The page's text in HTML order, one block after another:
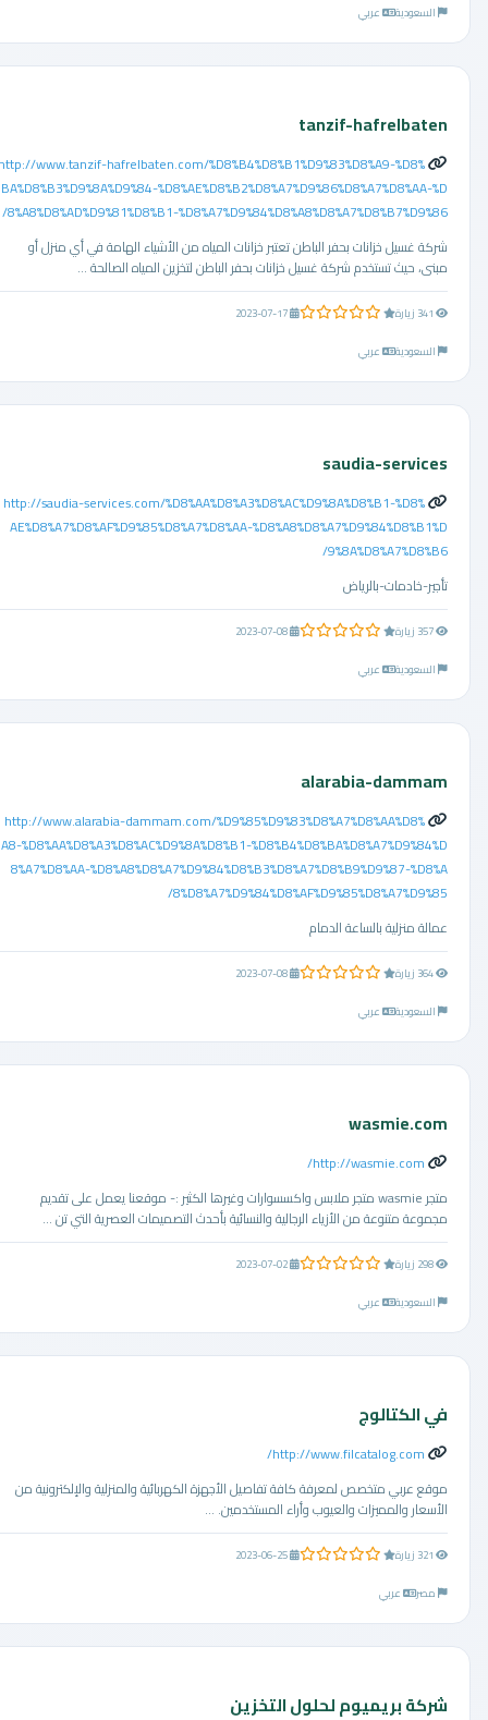
السعودية عربي
tanzif-hafrelbaten
http://www.tanzif-hafrelbaten.com/%D8%B4%D8%B1%D9%83%D8%A9-%D8%
BA%D8%B3%D9%8A%D9%84-%D8%AE%D8%B2%D8%A7%D9%86%D8%A7%D8%AA-%D
8%A8%D8%AD%D9%81%D8%B1-%D8%A7%D9%84%D8%A8%D8%A7%D8%B7%D9%86/
شركة غسيل خزانات بحفر الباطن تعتبر خزانات المياه من الأشياء الهامة في أي منزل أو
مبنى، حيث تستخدم شركة غسيل خزانات بحفر الباطن لتخزين المياه الصالحة ...
0.0 من 5 نجوم
2023-07-17
السعودية
عربي
saudia-services
http://saudia-services.com/%D8%AA%D8%A3%D8%AC%D9%8A%D8%B1-%D8%
AE%D8%A7%D8%AF%D9%85%D8%A7%D8%AA-%D8%A8%D8%A7%D9%84%D8%B1%D
9%8A%D8%A7%D8%B6/
تأجير-خادمات-بالرياض
0.0 من 5 نجوم
2023-07-08
السعودية
عربي
alarabia-dammam
http://www.alarabia-dammam.com/%D9%85%D9%83%D8%A7%D8%AA%D8%
A8-%D8%AA%D8%A3%D8%AC%D9%8A%D8%B1-%D8%B4%D8%BA%D8%A7%D9%84%D
8%A7%D8%AA-%D8%A8%D8%A7%D9%84%D8%B3%D8%A7%D8%B9%D9%87-%D8%A
8%D8%A7%D9%84%D8%AF%D9%85%D8%A7%D9%85/
عمالة منزلية بالساعة الدمام
0.0 من 5 نجوم
2023-07-08
السعودية
عربي
wasmie.com
http://wasmie.com/
متجر wasmie متجر ملابس واكسسوارات وغيرها الكثير :- موقعنا يعمل على تقديم
مجموعة متنوعة من الأزياء الرجالية والنسائية بأحدث التصميمات العصرية التي تن ...
0.0 من 5 نجوم
2023-07-02
السعودية
عربي
في الكتالوج
http://www.filcatalog.com/
موقع عربي متخصص لمعرفة كافة تفاصيل الأجهزة الكهربائية والمنزلية والإلكترونية من
الأسعار والمميزات والعيوب وأراء المستخدمين. ...
0.0 من 5 نجوم
2023-06-25
مصر
عربي
شركة بريميوم لحلول التخزين